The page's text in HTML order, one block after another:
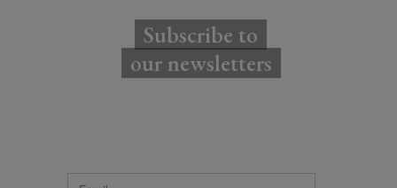
Subscribe to
our newsletters